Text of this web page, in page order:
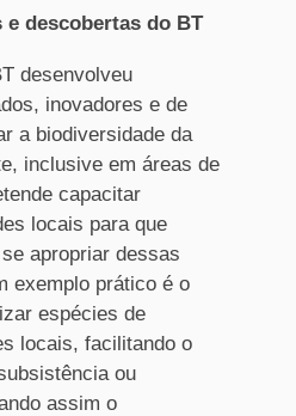
e descobertas do BT
desenvolveu
inovadores e de
a biodiversidade da
inclusive em áreas de
capacitar
locais para que
apropriar dessas
exemplo prático é o
espécies de
locais, facilitando o
ou
assim o